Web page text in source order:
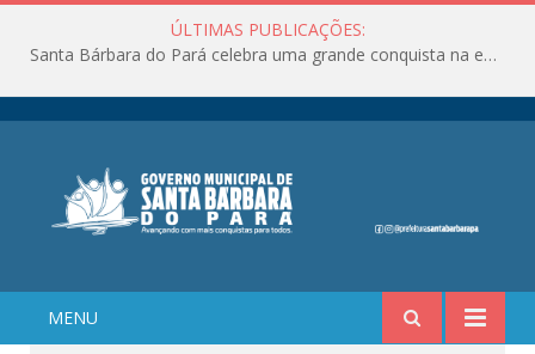
ÚLTIMAS PUBLICAÇÕES:
Santa Bárbara do Pará celebra uma grande conquista na educação!
MENU